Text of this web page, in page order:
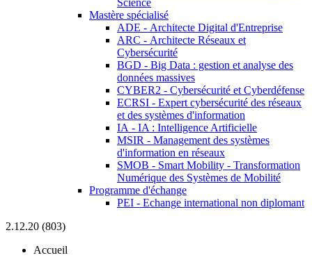
Science
Mastère spécialisé
ADE - Architecte Digital d'Entreprise
ARC - Architecte Réseaux et
Cybersécurité
BGD - Big Data : gestion et analyse des
données massives
CYBER2 - Cybersécurité et Cyberdéfense
ECRSI - Expert cybersécurité des réseaux
et des systèmes d'information
IA - IA : Intelligence Artificielle
MSIR - Management des systèmes
d'information en réseaux
SMOB - Smart Mobility - Transformation
Numérique des Systèmes de Mobilité
Programme d'échange
PEI - Echange international non diplomant
2.12.20 (803)
Accueil